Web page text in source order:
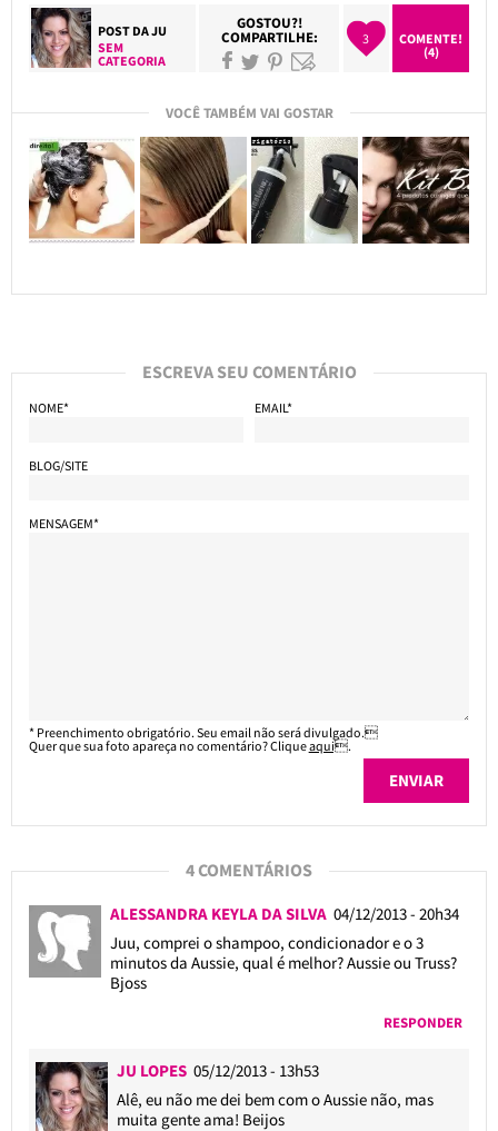
POST DAJU
SEM
CATEGORIA
GOSTOU?!
COMPARTILHE: 3
COMENTE!
(4)
VOCÊ TAMBÉM VAI GOSTAR
ESCREVA SEU COMENTÁRIO
NOME* EMAIL*
BLOG/SITE
MENSAGEM*
* Preenchimento obrigatório. Seu email não será divulgado.
Quer que sua foto apareça no comentário? Cliqueaqui.
4 COMENTÁRIOS
ALESSANDRA KEYLA DA SILVA 04/12/2013 - 20h34
Juu, comprei o shampoo, condicionador e o 3
minutos da Aussie, qual é melhor? Aussie ou Truss?
Bjoss
RESPONDER
JU LOPES 05/12/2013 - 13h53
Alê, eu não me dei bem com o Aussie não, mas
muita gente ama! Beijos